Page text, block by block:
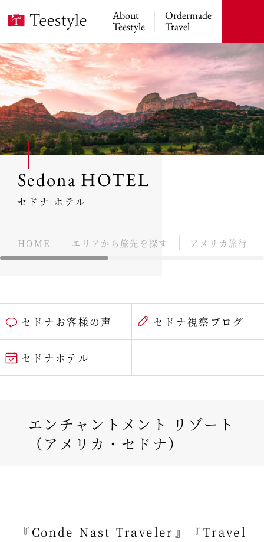
About
Teestyle
Ordermade
Travel
Sedona HOTEL
セドナ ホテル
HOME エリアから旅先を探す アメリカ旅行
セドナお客様の声 セドナ視察ブログ
セドナホテル
エンチャントメント リゾート
（アメリカ・セドナ）
『Conde Nast Traveler』『Travel